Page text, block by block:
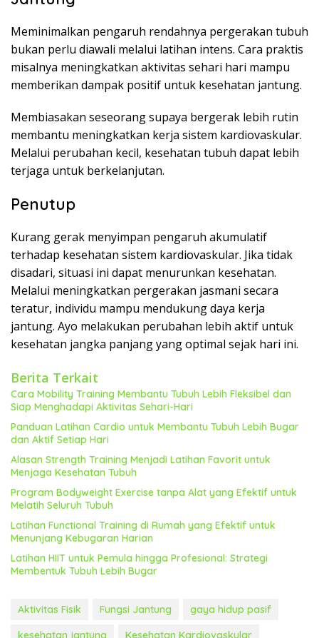
Meminimalkan pengaruh rendahnya pergerakan tubuh
bukan perlu diawali melalui latihan intens. Cara praktis
misalnya meningkatkan aktivitas sehari hari mampu
memberikan dampak positif untuk kesehatan jantung.
Membiasakan seseorang supaya bergerak lebih rutin
membantu meningkatkan kerja sistem kardiovaskular.
Melalui perubahan kecil, kesehatan tubuh dapat lebih
terjaga untuk berkelanjutan.
Penutup
Kurang gerak menyimpan pengaruh akumulatif
terhadap kesehatan sistem kardiovaskular. Jika tidak
disadari, situasi ini dapat menurunkan kesehatan.
Melalui meningkatkan pergerakan jasmani secara
teratur, individu mampu mendukung daya kerja
jantung. Ayo melakukan perubahan lebih aktif untuk
kesehatan jangka panjang yang optimal sejak hari ini.
Berita Terkait
Cara Mobility Training Membantu Tubuh Lebih Fleksibel dan
Siap Menghadapi Aktivitas Sehari-Hari
Panduan Latihan Cardio untuk Membantu Tubuh Lebih Bugar
dan Aktif Setiap Hari
Alasan Strength Training Menjadi Latihan Favorit untuk
Menjaga Kesehatan Tubuh
Program Bodyweight Exercise tanpa Alat yang Efektif untuk
Melatih Seluruh Tubuh
Latihan Functional Training di Rumah yang Efektif untuk
Menunjang Kebugaran Harian
Latihan HIIT untuk Pemula hingga Profesional: Strategi
Membentuk Tubuh Lebih Bugar
Aktivitas Fisik Fungsi Jantung
gaya hidup pasif
kesehatan jantung
Kesehatan Kardiovaskular